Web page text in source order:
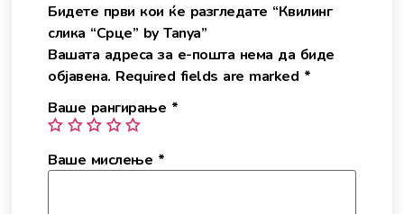
Бидете први кои ќе разгледате “Квилинг
слика “Срце” by Tanya”
Вашата адреса за е-пошта нема да биде
објавена. Required fields are marked *
Ваше рангирање *
Ваше мислење *